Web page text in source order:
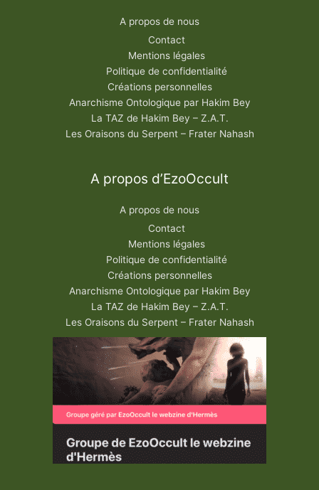
A propos de nous
Contact
Mentions légales
Politique de confidentialité
Créations personnelles
Anarchisme Ontologique par Hakim Bey
La TAZ de Hakim Bey – Z.A.T.
Les Oraisons du Serpent – Frater Nahash
A propos d’EzoOccult
A propos de nous
Contact
Mentions légales
Politique de confidentialité
Créations personnelles
Anarchisme Ontologique par Hakim Bey
La TAZ de Hakim Bey – Z.A.T.
Les Oraisons du Serpent – Frater Nahash